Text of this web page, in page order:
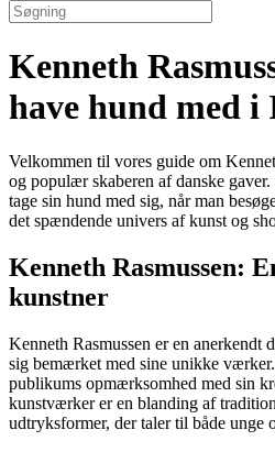
Kenneth
have hund med i
Velkommen til vores guide om
og populær skaberen af danske
tage sin hund med sig, når man
det spændende univers af kunst og
Kenneth Rasmussen:
kunstner
Kenneth Rasmussen er en anerkendt
sig bemærket med sine unikke
publikums opmærksomhed med sin
kunstværker er en blanding af
udtryksformer, der taler til både unge